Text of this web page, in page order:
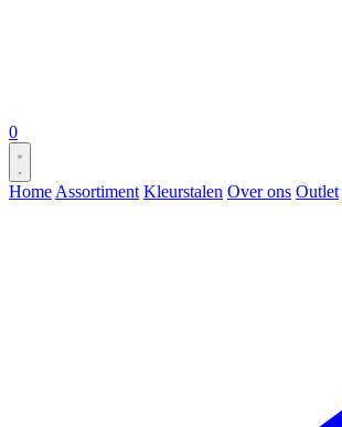
0
Home Assortiment Kleurstalen Over ons Outlet